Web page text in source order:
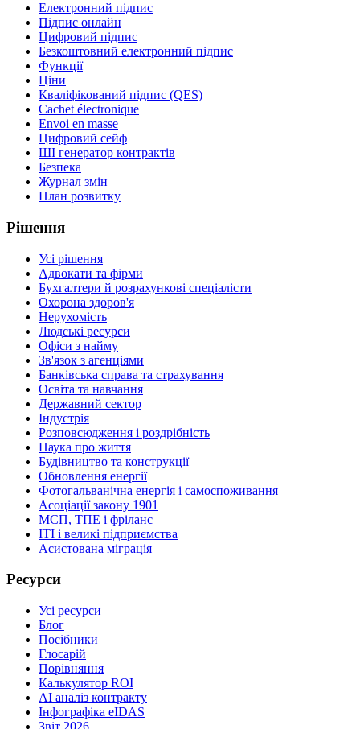
Електронний підпис
Підпис онлайн
Цифровий підпис
Безкоштовний електронний підпис
Функції
Ціни
Кваліфікований підпис (QES)
Cachet électronique
Envoi en masse
Цифровий сейф
ШІ генератор контрактів
Безпека
Журнал змін
План розвитку
Рішення
Усі рішення
Адвокати та фірми
Бухгалтери й розрахункові спеціалісти
Охорона здоров'я
Нерухомість
Людські ресурси
Офіси з найму
Зв'язок з агенціями
Банківська справа та страхування
Освіта та навчання
Державний сектор
Індустрія
Розповсюдження і роздрібність
Наука про життя
Будівництво та конструкції
Обновлення енергії
Фотогальванічна енергія і самоспоживання
Асоціації закону 1901
МСП, ТПЕ і фріланс
ІТІ і великі підприємства
Асистована міграція
Ресурси
Усі ресурси
Блог
Посібники
Глосарій
Порівняння
Калькулятор ROI
AI аналіз контракту
Інфографіка eIDAS
Звіт 2026